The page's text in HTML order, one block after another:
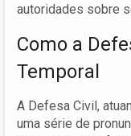
autoridades sobre
Como a
Temporal
A Defesa Civil,
uma série de